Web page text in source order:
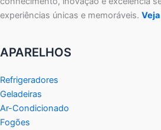
experiências únicas e memoráveis.
APARELHOS
Refrigeradores
Geladeiras
Ar-Condicionado
Fogões